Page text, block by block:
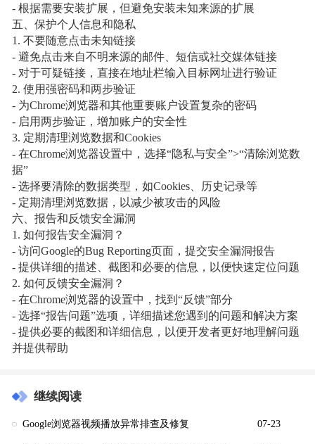
- 根据需要安装扩展，但避免安装未知来源的扩展
五、保护个人信息和隐私
1. 不要随意点击未知链接
- 避免点击来自不明来源的邮件、短信或社交媒体链接
- 对于可疑链接，直接在地址栏输入目标网址进行验证
2. 使用强密码和两步验证
- 为Chrome浏览器和其他重要账户设置复杂的密码
- 启用两步验证，增加账户的安全性
3. 定期清理浏览数据和Cookies
- 在Chrome浏览器设置中，选择“隐私与安全”>“清除浏览数
据”
- 选择要清除的数据类型，如Cookies、历史记录等
- 定期清理浏览数据，以减少被攻击的风险
六、报告和反馈安全漏洞
1. 如何报告安全漏洞？
- 访问Google的Bug Reporting页面，提交安全漏洞报告
- 提供详细的描述、截图和必要的信息，以便快速定位问题
2. 如何反馈安全漏洞？
- 在Chrome浏览器的设置中，找到“反馈”部分
- 选择“报告问题”选项，详细描述您遇到的问题和解决方案
- 提供必要的截图和详细信息，以便开发者更好地理解问题
并提供帮助
继续阅读
Google浏览器视频播放异常排查及修复 07-23